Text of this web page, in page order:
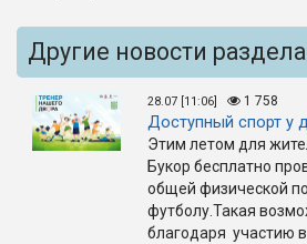
Другие новости
28.07 [11:06] 1 758
Доступный спорт у
Этим летом для
Букор бесплатно
общей физической
футболу.Такая
благодаря участию